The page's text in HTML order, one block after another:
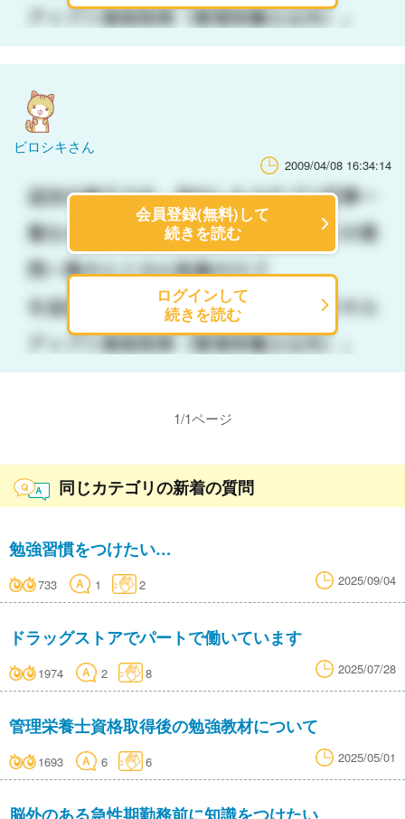
ピロシキさん
2009/04/08 16:34:14
会員登録(無料)して
続きを読む
ログインして
続きを読む
1/1ページ
同じカテゴリの新着の質問
勉強習慣をつけたい…
733 1 2 2025/09/04
ドラッグストアでパートで働いています
1974 2 8 2025/07/28
管理栄養士資格取得後の勉強教材について
1693 6 6 2025/05/01
脳外のある急性期勤務前に知識をつけたい